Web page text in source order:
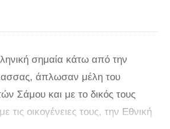
ΔΕΝ περιγράφεται!
σημαία κάτω από την
άπλωσαν μέλη του
Σάμου και με το δικός τους
τις οικογένειες τους, την Εθνική